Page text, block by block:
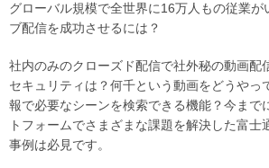
グローバル規模で全世界に16万人もの従業が
ブ配信を成功させるには？
社内のみのクローズド配信で社外秘の動画配
セキュリティは？何千という動画をどうやっ
報で必要なシーンを検索できる機能？今まで
トフォームでさまざまな課題を解決した富士
事例は必見です。